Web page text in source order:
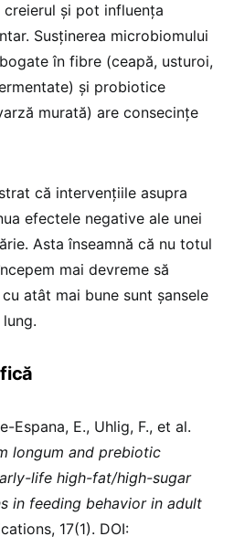
și pot influența
Susținerea microbiomului
în fibre (ceapă, usturoi,
și probiotice
murată) are consecințe
că intervențiile asupra
efectele negative ale unei
Asta înseamnă că nu totul
mai devreme să
atât mai bune sunt șansele
Espana, E., Uhlig, F., et al.
longum and prebiotic
life high-fat/high-sugar
in feeding behavior in adult
17(1). DOI: